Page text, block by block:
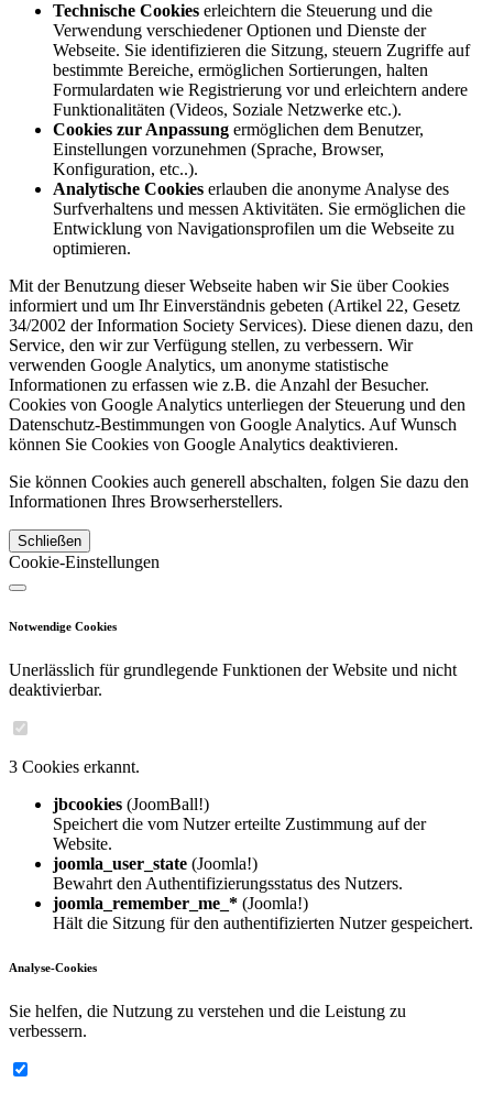
Technische Cookies erleichtern die Steuerung und die
Verwendung verschiedener Optionen und Dienste der
Webseite. Sie identifizieren die Sitzung, steuern Zugriffe auf
bestimmte Bereiche, ermöglichen Sortierungen, halten
Formulardaten wie Registrierung vor und erleichtern andere
Funktionalitäten (Videos, Soziale Netzwerke etc.).
Cookies zur Anpassung ermöglichen dem Benutzer,
Einstellungen vorzunehmen (Sprache, Browser,
Konfiguration, etc..).
Analytische Cookies erlauben die anonyme Analyse des
Surfverhaltens und messen Aktivitäten. Sie ermöglichen die
Entwicklung von Navigationsprofilen um die Webseite zu
optimieren.
Mit der Benutzung dieser Webseite haben wir Sie über Cookies
informiert und um Ihr Einverständnis gebeten (Artikel 22, Gesetz
34/2002 der Information Society Services). Diese dienen dazu, den
Service, den wir zur Verfügung stellen, zu verbessern. Wir
verwenden Google Analytics, um anonyme statistische
Informationen zu erfassen wie z.B. die Anzahl der Besucher.
Cookies von Google Analytics unterliegen der Steuerung und den
Datenschutz-Bestimmungen von Google Analytics. Auf Wunsch
können Sie Cookies von Google Analytics deaktivieren.
Sie können Cookies auch generell abschalten, folgen Sie dazu den
Informationen Ihres Browserherstellers.
Schließen
Cookie-Einstellungen
Notwendige Cookies
Unerlässlich für grundlegende Funktionen der Website und nicht
deaktivierbar.
3 Cookies erkannt.
jbcookies (JoomBall!)
Speichert die vom Nutzer erteilte Zustimmung auf der
Website.
joomla_user_state (Joomla!)
Bewahrt den Authentifizierungsstatus des Nutzers.
joomla_remember_me_* (Joomla!)
Hält die Sitzung für den authentifizierten Nutzer gespeichert.
Analyse-Cookies
Sie helfen, die Nutzung zu verstehen und die Leistung zu
verbessern.